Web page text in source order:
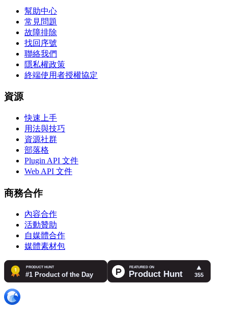
幫助中心
常見問題
故障排除
找回序號
聯絡我們
隱私權政策
終端使用者授權協定
資源
快速上手
用法與技巧
資源社群
部落格
Plugin API 文件
Web API 文件
商務合作
內容合作
活動贊助
自媒體合作
媒體素材包